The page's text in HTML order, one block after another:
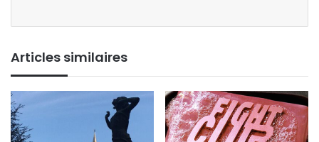
Articles similaires